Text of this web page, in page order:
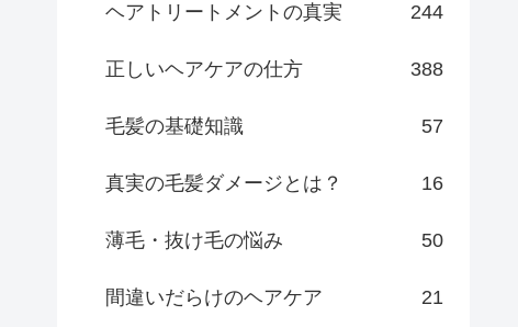
ヘアトリートメントの真実 244
正しいヘアケアの仕方 388
毛髪の基礎知識 57
真実の毛髪ダメージとは？ 16
薄毛・抜け毛の悩み 50
間違いだらけのヘアケア 21